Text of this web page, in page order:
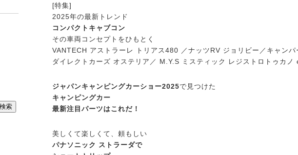
[特集]
2025年の最新トレンド
コンパクトキャブコン
その車両コンセプトをひもとく
VANTECH アストラーレ トリアス480 ／ナッツRV ジョリビー／キャン
ダイレクトカーズ オステリア／ M.Y.S ミスティック レジストロトゥカノ
ジャパンキャンピングカーショー2025で見つけた
キャンピングカー
最新注目パーツはこれだ！
美しくて楽しくて、頼もしい
パナソニック ストラーダで